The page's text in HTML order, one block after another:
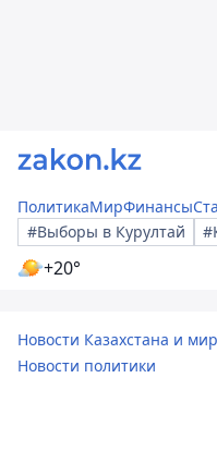
ПолитикаМирФинансы
#Выборы в Курултай
+20°
Новости Казахстана и
Новости политики